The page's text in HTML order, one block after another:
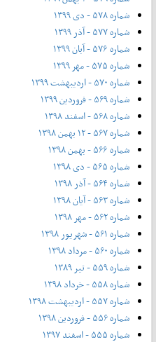
شماره ۵۷۸ - دی ۱۳۹۹
شماره ۵۷۷ - آذر ۱۳۹۹
شماره ۵۷۶ - آبان ۱۳۹۹
شماره ۵۷۵ - مهر ۱۳۹۹
شماره ۵۷۰ - اردیبهشت ۱۳۹۹
شماره ۵۶۹ - فروردین ۱۳۹۹
شماره ۵۶۸ - اسفند ۱۳۹۸
شماره ۵۶۷ - ۱۲ بهمن ۱۳۹۸
شماره ۵۶۶ - بهمن ۱۳۹۸
شماره ۵۶۵ - دی ۱۳۹۸
شماره ۵۶۴ - آذر ۱۳۹۸
شماره ۵۶۳ - آیان ۱۳۹۸
شماره ۵۶۲ - مهر ۱۳۹۸
شماره ۵۶۱ - شهریور ۱۳۹۸
شماره ۵۶۰ - مرداد ۱۳۹۸
شماره ۵۵۹ - تیر ۱۳۸۹
شماره ۵۵۸ - خرداد ۱۳۹۸
شماره ۵۵۷ - اردیبهشت ۱۳۹۸
شماره ۵۵۶ - فروردین ۱۳۹۸
شماره ۵۵۵ - اسفند ۱۳۹۷